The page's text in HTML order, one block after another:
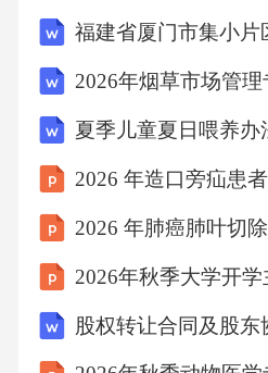
人，K4=1.5，t=1，计算工
公式P1N3K4/q3=t×8×3600
因此，工地生活用水量为
生活用水，施工现场最高
人，根据表格4，取
活区生活用水量为P2N4K5/
S。对于消防用水量，本工
合2公倾，小于25公倾，故
夏季儿童夏日喂养办
2026 年造口旁疝患
股权转让合同及股东